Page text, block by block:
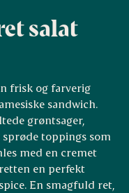
salat
frisk og farverig
sandwich.
grøntsager,
toppings som
med en cremet
en perfekt
En smagfuld ret,